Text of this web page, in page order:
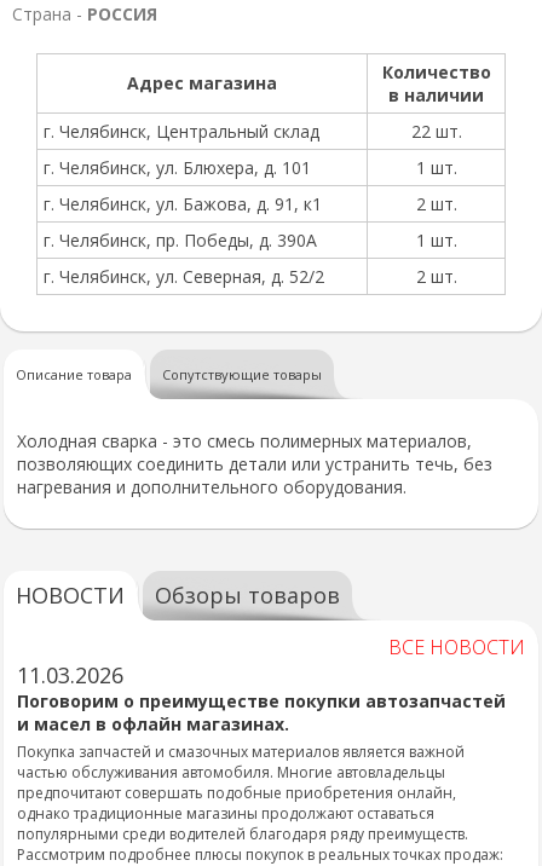
Страна - РОССИЯ
Адрес магазина
Количество
в наличии
г. Челябинск, Центральный склад
22 шт.
г. Челябинск, ул. Блюхера, д. 101
1 шт.
г. Челябинск, ул. Бажова, д. 91, к1
2 шт.
г. Челябинск, пр. Победы, д. 390А
1 шт.
г. Челябинск, ул. Северная, д. 52/2
2 шт.
Описание товара Сопутствующие товары
Холодная сварка - это смесь полимерных материалов,
позволяющих соединить детали или устранить течь, без
нагревания и дополнительного оборудования.
НОВОСТИ Обзоры товаров
ВСЕ НОВОСТИ
11.03.2026
Поговорим о преимуществе покупки автозапчастей
и масел в офлайн магазинах.
Покупка запчастей и смазочных материалов является важной
частью обслуживания автомобиля. Многие автовладельцы
предпочитают совершать подобные приобретения онлайн,
однако традиционные магазины продолжают оставаться
популярными среди водителей благодаря ряду преимуществ.
Рассмотрим подробнее плюсы покупок в реальных точках продаж: